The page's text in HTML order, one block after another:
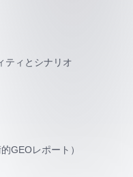
ティとシナリオ
GEOレポート）